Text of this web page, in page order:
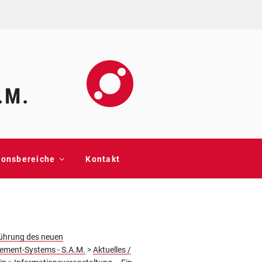
Kontakt
des neuen
Systems - S.A.M. >Aktuelles /